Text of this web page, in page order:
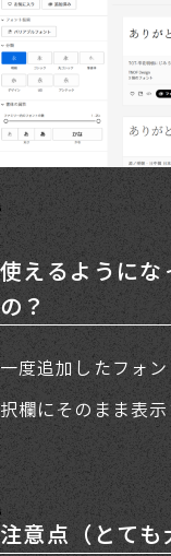
使えるように
の？
一度追加したフォ
択欄にそのまま表
注意点（とても